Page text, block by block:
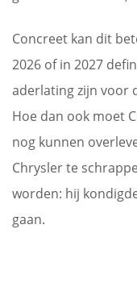
Concreet kan dit
2026 of in 2027
aderlating zijn voor
Hoe dan ook moet
nog kunnen
Chrysler te
worden: hij
gaan.